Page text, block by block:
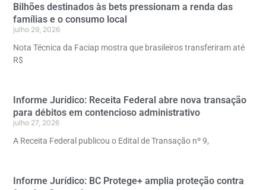
Bilhões destinados às bets pressionam a renda das
famílias e o consumo local
julho 29, 2026
Nota Técnica da Faciap mostra que brasileiros transferiram até
R$
Informe Jurídico: Receita Federal abre nova transação
para débitos em contencioso administrativo
julho 27, 2026
A Receita Federal publicou o Edital de Transação nº 9,
Informe Jurídico: BC Protege+ amplia proteção contra